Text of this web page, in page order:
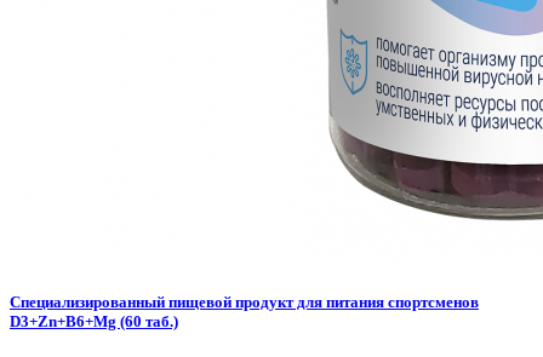
Специализированный пищевой продукт для питания спортсменов
D3+Zn+B6+Mg (60 таб.)